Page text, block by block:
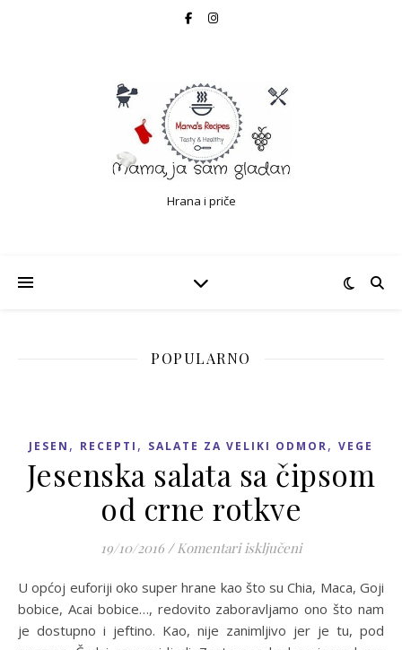
Hrana i priče
POPULARNO
JESEN , RECEPTI , SALATE ZA VELIKI ODMOR, VEGE
Jesenska salata sa čipsom
od crne rotkve
19/10/2016 / Komentari isključeniza Jesenska
U općoj euforiji oko super hrane kao što su Chia, Maca, Goji
bobice, Acai bobice…, redovito zaboravljamo ono što nam
je dostupno i jeftino. Kao, nije zanimljivo jer je tu, pod